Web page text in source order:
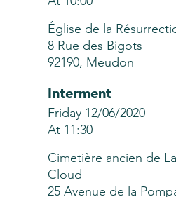
Église de la
8 Rue des Bigots
92190, Meudon
Interment
Friday 12/06/2020
At 11:30
Cimetière ancien de
Cloud
25 Avenue de la